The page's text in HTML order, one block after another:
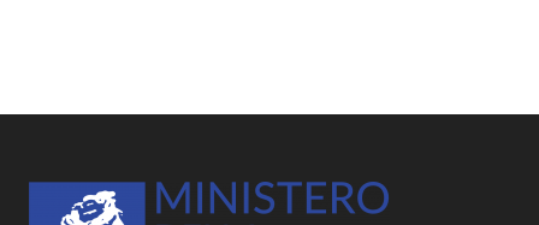
navigation